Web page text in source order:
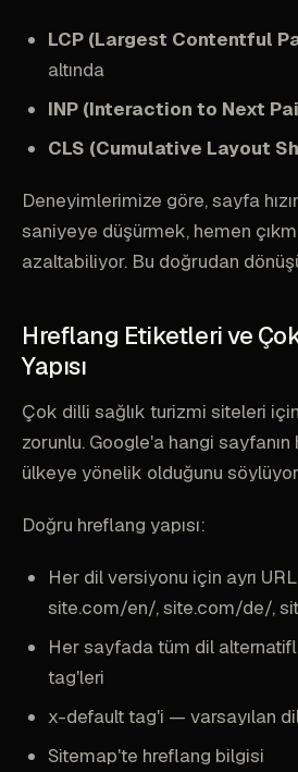
LCP (Largest Contentful
altında
INP (Interaction to Next
CLS (Cumulative Layout
Deneyimlerimize göre, sayfa
saniyeye düşürmek, hemen
azaltabiliyor. Bu doğrudan
Hreflang Etiketleri ve
Yapısı
Çok dilli sağlık turizmi siteleri
zorunlu. Google'a hangi
ülkeye yönelik olduğunu
Doğru hreflang yapısı:
Her dil versiyonu için ayrı URL
site.com/en/, site.com/de/,
Her sayfada tüm dil
tag'leri
x-default tag'i — varsayılan
Sitemap'te hreflang bilgisi